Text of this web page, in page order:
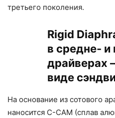
третьего поколения.
Rigid
в средне- и
драйверах
виде
На основание из сотового
наносится C-CAM (сплав